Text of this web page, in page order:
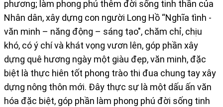
phương; làm phong phú thêm đời sống tinh thần của
Nhân dân, xây dựng con người Long Hồ “Nghĩa tình -
văn minh – năng động – sáng tạo", chăm chỉ, chịu
khó, có ý chí và khát vọng vươn lên, góp phần xây
dựng quê hương ngày một giàu đẹp, văn minh, đặc
biệt là thực hiên tốt phong trào thi đua chung tay xây
dựng nông thôn mới. Đây thực sự là một dấu ấn văn
hóa đặc biệt, góp phần làm phong phú đời sống tinh